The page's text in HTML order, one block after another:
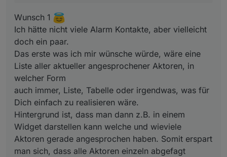
Dich einfach zu realisieren wäre.
Hintergrund ist, dass man dann z.B. in einem Widget
darstellen kann welche und wieviele Aktoren gerade
angesprochen haben. Somit erspart man sich, dass alle
Aktoren einzeln abgefagt werden müssen.
Wunsch 1
Ich hätte nicht viele Alarm Kontakte, aber vielleicht
doch ein paar.
Das erste was ich mir wünsche würde, wäre eine
Liste aller aktueller angesprochener Aktoren, in
welcher Form
auch immer, Liste, Tabelle oder irgendwas, was für
Dich einfach zu realisieren wäre.
Hintergrund ist, dass man dann z.B. in einem
Widget darstellen kann welche und wieviele
Aktoren gerade angesprochen haben. Somit erspart
man sich, dass alle Aktoren einzeln abgefagt